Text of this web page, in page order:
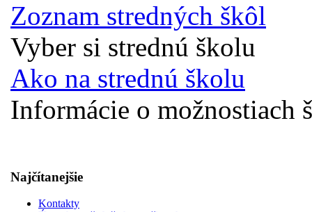
Zoznam stredných škôl
Vyber si strednú školu
Ako na strednú školu
Informácie o možnostiach
Najčítanejšie
Kontakty